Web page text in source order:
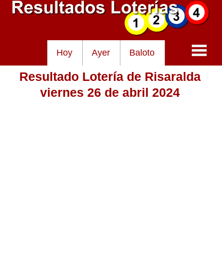
Hoy Ayer Baloto
Baloto
Resultado Lotería de Risaralda
viernes 26 de abril 2024